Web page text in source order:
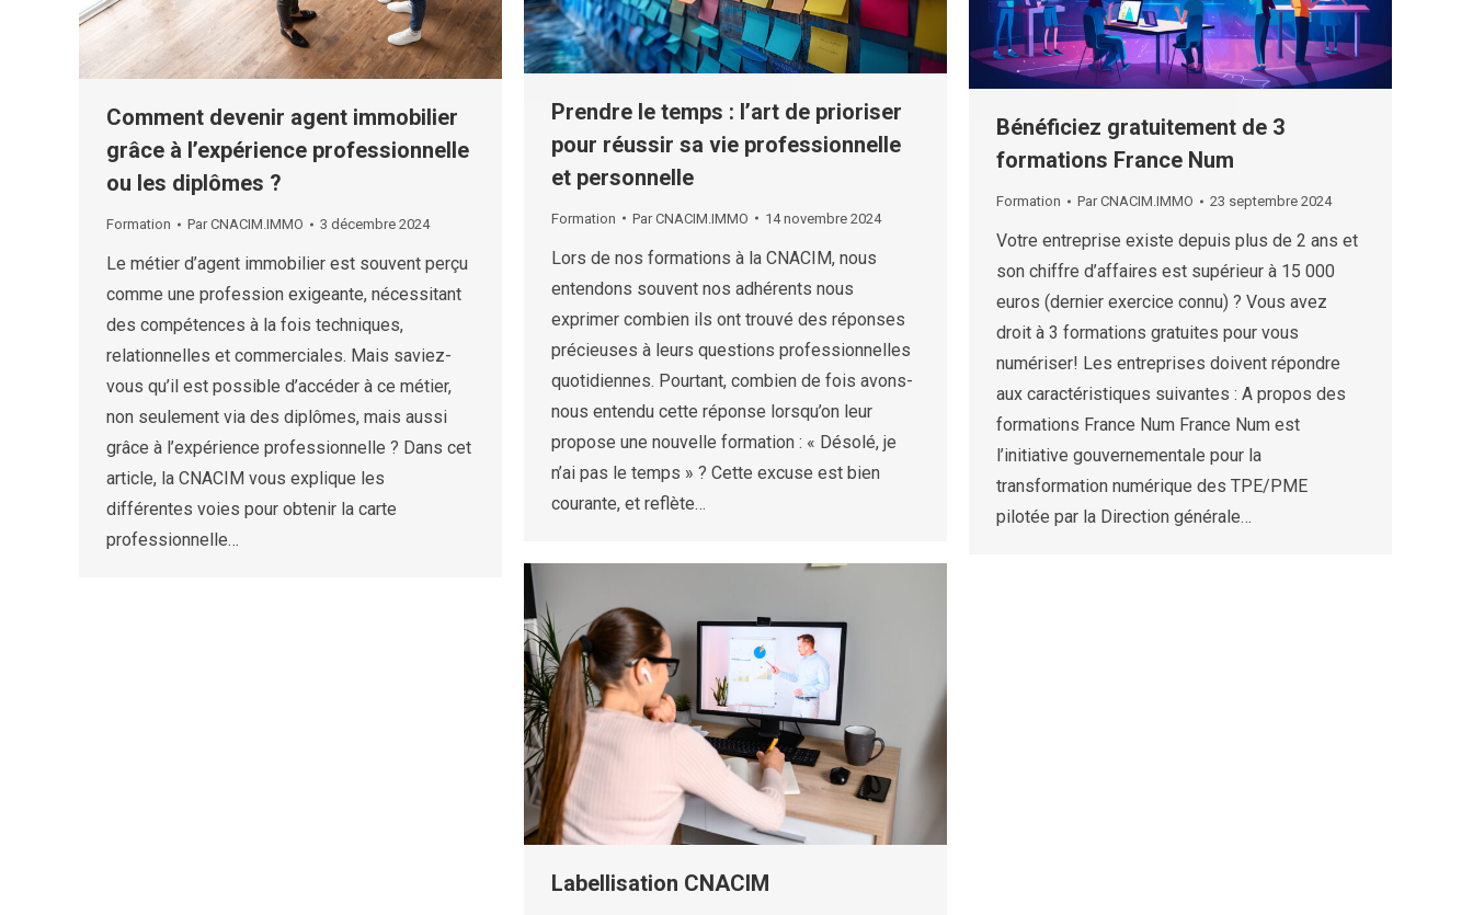
Comment devenir agent immobilier
grâce à l’expérience professionnelle
ou les diplômes ?
Formation ParCNACIM.IMMO 3 décembre 2024
Le métier d’agent immobilier est souvent perçu
comme une profession exigeante, nécessitant
des compétences à la fois techniques,
relationnelles et commerciales. Mais saviez-
vous qu’il est possible d’accéder à ce métier,
non seulement via des diplômes, mais aussi
grâce à l’expérience professionnelle ? Dans cet
article, la CNACIM vous explique les
différentes voies pour obtenir la carte
professionnelle…
Prendre le temps : l’art de prioriser
pour réussir sa vie professionnelle
et personnelle
Formation ParCNACIM.IMMO 14 novembre 2024
Lors de nos formations à la CNACIM, nous
entendons souvent nos adhérents nous
exprimer combien ils ont trouvé des réponses
précieuses à leurs questions professionnelles
quotidiennes. Pourtant, combien de fois avons-
nous entendu cette réponse lorsqu’on leur
propose une nouvelle formation : « Désolé, je
n’ai pas le temps » ? Cette excuse est bien
courante, et reflète…
Bénéficiez gratuitement de 3
formations France Num
Formation ParCNACIM.IMMO 23 septembre 2024
Votre entreprise existe depuis plus de 2 ans et
son chiffre d’affaires est supérieur à 15 000
euros (dernier exercice connu) ? Vous avez
droit à 3 formations gratuites pour vous
numériser! Les entreprises doivent répondre
aux caractéristiques suivantes : A propos des
formations France Num France Num est
l’initiative gouvernementale pour la
transformation numérique des TPE/PME
pilotée par la Direction générale…
Labellisation CNACIM